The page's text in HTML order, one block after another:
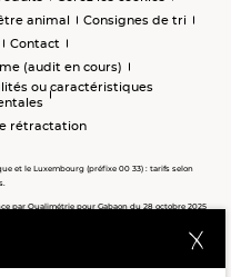
animal
Consignes de tri
Contact
(audit en cours)
ou caractéristiques
rétractation
et le Luxembourg (préfixe 00 33) : tarifs selon
par Qualimétrie pour Gabaon du 28 octobre 2025
relation clients : catégorie surgelés. Étude